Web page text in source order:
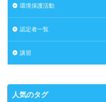
環境保護活動
認定者一覧
講習
人気のタグ